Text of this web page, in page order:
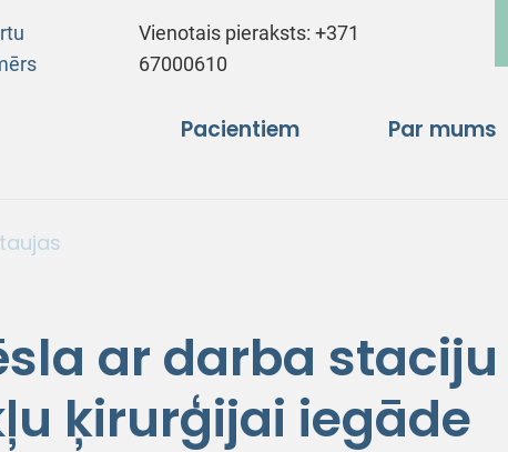
Vienotais pieraksts:+371
67000610
Pacientiem Par mums
ar darba staciju
ķirurģijai iegāde